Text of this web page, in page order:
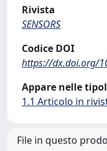
Rivista
SENSORS
Codice DOI
https://dx.doi.org/
Appare nelle
1.1 Articolo in
File in questo